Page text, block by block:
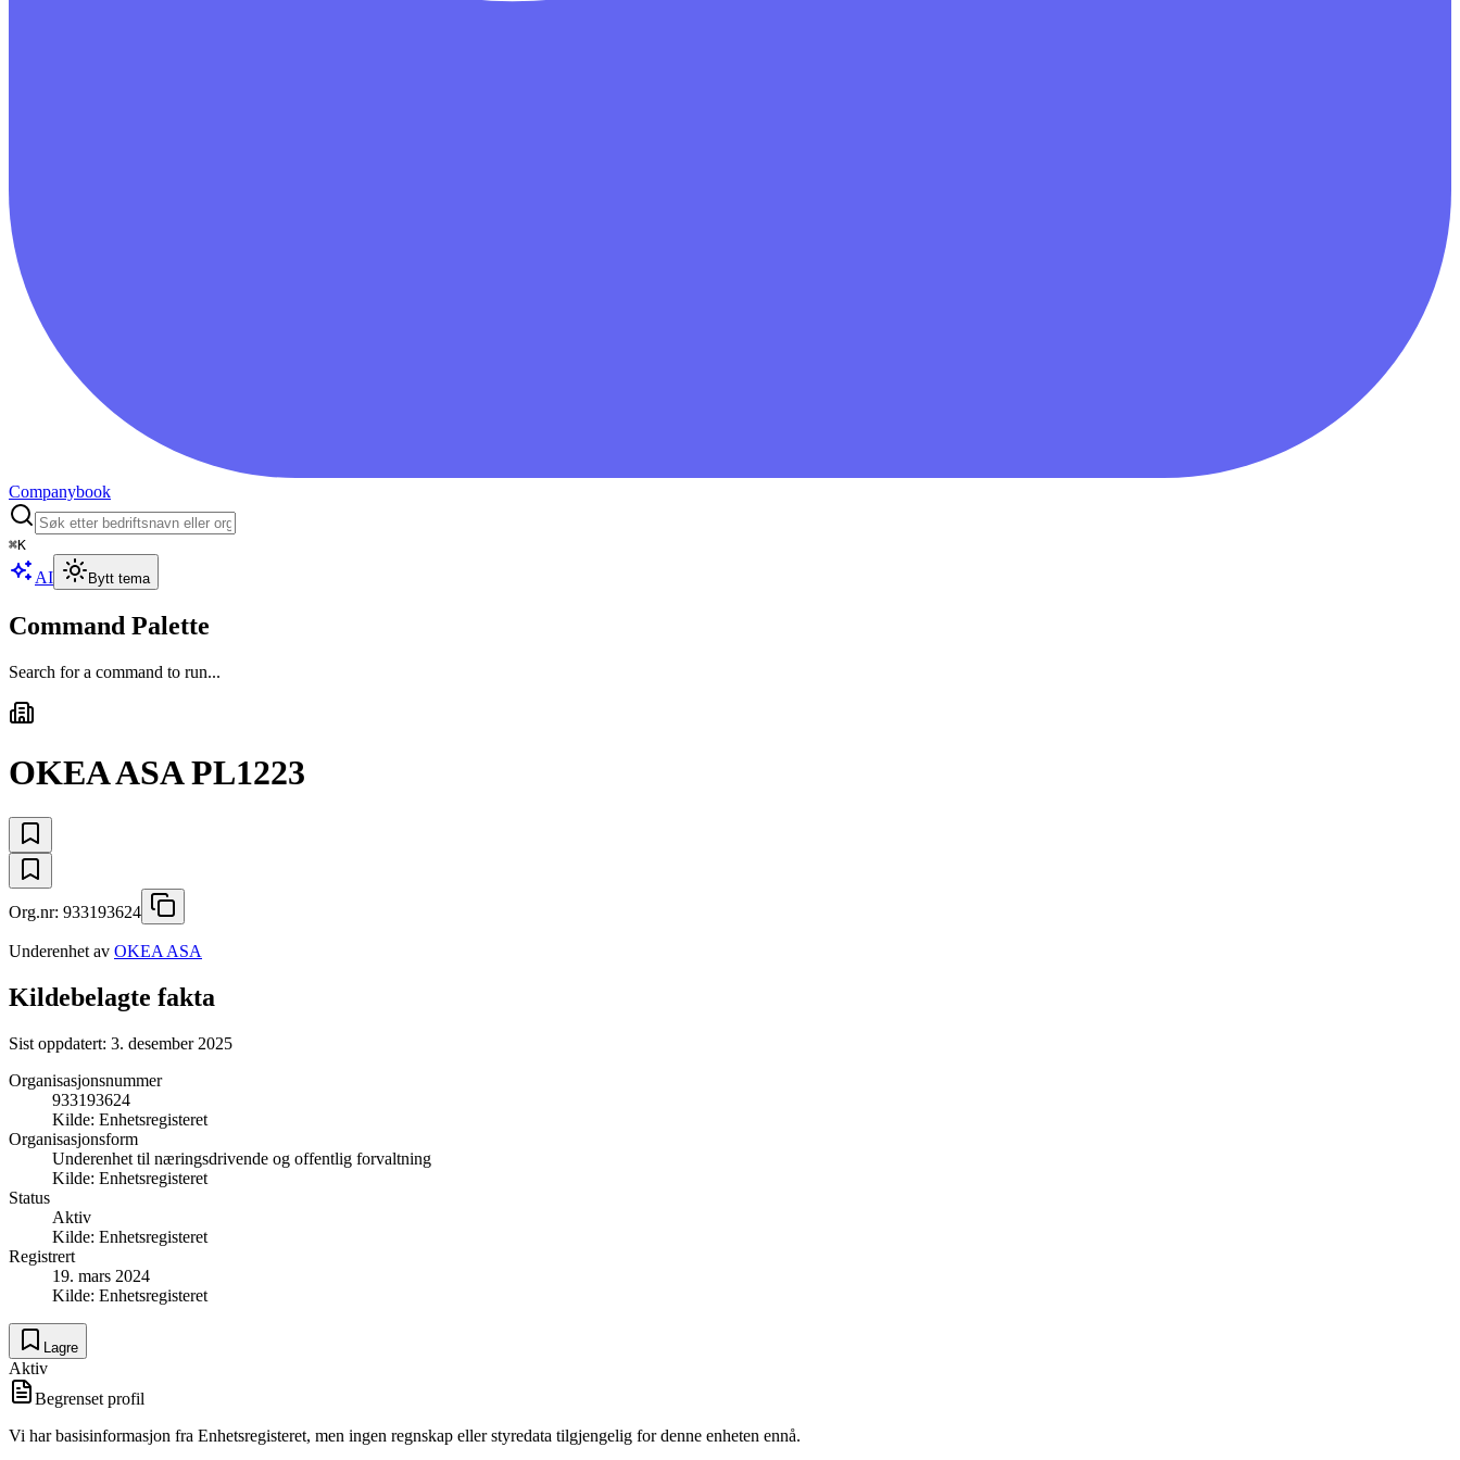
Companybook
⌘K
AI Bytt tema
Command Palette
Search for a command to run...
OKEA ASA PL1223
Org.nr: 933193624
Underenhet av OKEA ASA
Kildebelagte fakta
Sist oppdatert: 3. desember 2025
Organisasjonsnummer
933193624
Kilde: Enhetsregisteret
Organisasjonsform
Underenhet til næringsdrivende og offentlig forvaltning
Kilde: Enhetsregisteret
Status
Aktiv
Kilde: Enhetsregisteret
Registrert
19. mars 2024
Kilde: Enhetsregisteret
Lagre
Aktiv
Begrenset profil
Vi har basisinformasjon fra Enhetsregisteret, men ingen regnskap eller styredata tilgjengelig for denne enheten ennå.